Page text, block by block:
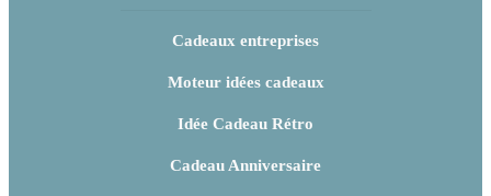
Cadeaux entreprises
Moteur idées cadeaux
Idée Cadeau Rétro
Cadeau Anniversaire